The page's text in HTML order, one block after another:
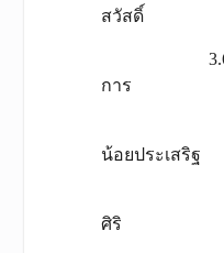
สวัสดิ์ อ
3.6 สำนัก
การ
อาจารย์
น้อยประเสริ
อาจา
ศิริ ผู้ช่